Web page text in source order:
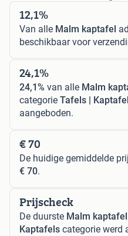
12,1%
Van alle Malm kaptafel
beschikbaar voor
24,1%
24,1% van alle Malm
categorie Tafels |
aangeboden.
€ 70
De huidige gemiddelde
€ 70.
Prijscheck
De duurste Malm kaptafel
Kaptafels categorie werd